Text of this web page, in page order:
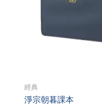
經典
淨宗朝暮課本